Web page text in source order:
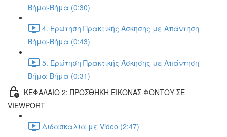
Βήμα-Βήμα (0:30)
4. Ερώτηση Πρακτικής Άσκησης με Απάντηση
Βήμα-Βήμα (0:43)
5. Ερώτηση Πρακτικής Άσκησης με Απάντηση
Βήμα-Βήμα (0:31)
ΚΕΦΑΛΑΙΟ 2: ΠΡΟΣΘΗΚΗ ΕΙΚΟΝΑΣ ΦΟΝΤΟΥ ΣΕ
VIEWPORT
Διδασκαλία με Video (2:47)